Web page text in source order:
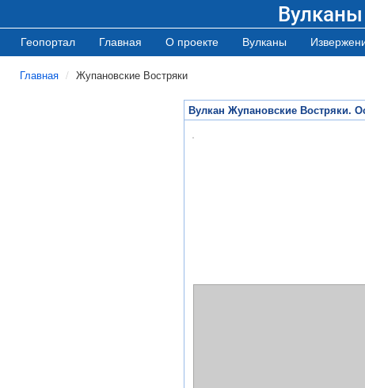
Геопортал Главная О проекте Вулканы
Главная Жупановские Востряки
Вулкан Жупановские Востряки.